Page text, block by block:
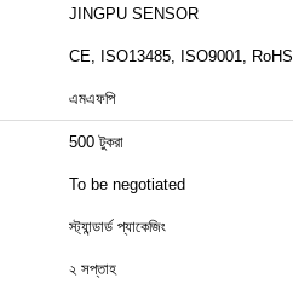
JINGPU SENSOR
CE, ISO13485, ISO9001, RoHS
এমএফপি
500 টুকরা
To be negotiated
স্ট্যান্ডার্ড প্যাকেজিং
২ সপ্তাহ